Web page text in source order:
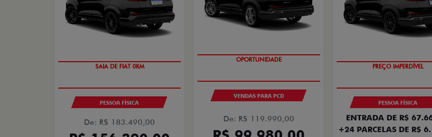
PREÇO IMPERDÍVEL
PESSOA FÍSICA
De: R$ 183.490,00
OPORTUNIDADE
VENDAS PARA PCD
De: R$ 119.990,00
OPORTUNIDADE
PESSOA FÍSICA
ENTRADA DE R$
+24 PARCELAS DE R$